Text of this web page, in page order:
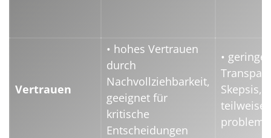
Vertrauen
• hohes Vertrauen
durch
Nachvollziehbarkeit,
geeignet für
kritische
Entscheidungen
•
Skepsis,
teilweise